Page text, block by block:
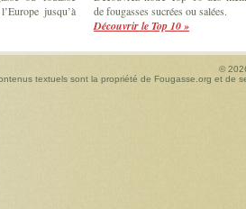
jusqu’à
de fougasses sucrées ou salées.
Découvrir le Top 10 »
©
textuels sont la propriété de Fougasse.org et de